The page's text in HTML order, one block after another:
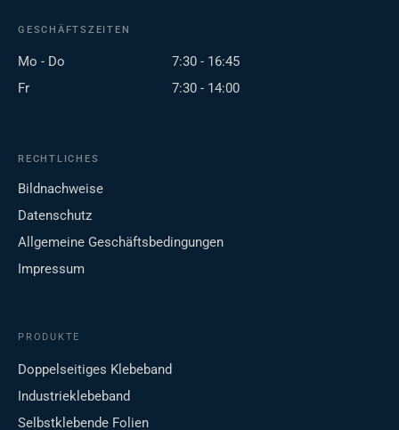
GESCHÄFTSZEITEN
Mo - Do
7:30 - 16:45
Fr
7:30 - 14:00
RECHTLICHES
Bildnachweise
Datenschutz
Allgemeine Geschäftsbedingungen
Impressum
PRODUKTE
Doppelseitiges Klebeband
Industrieklebeband
Selbstklebende Folien